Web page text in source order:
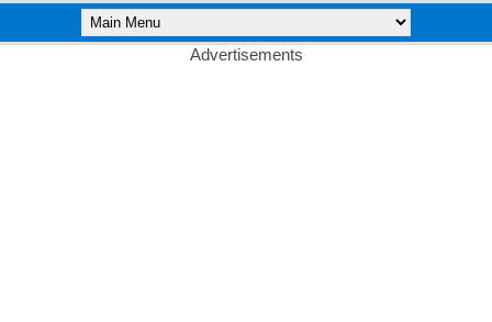
Advertisements